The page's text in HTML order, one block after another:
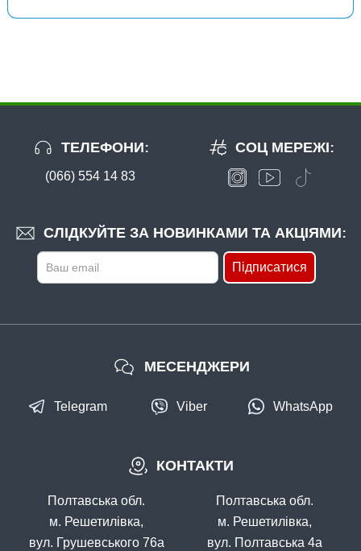
ТЕЛЕФОНИ:
(066) 554 14 83
СЛІДКУЙТЕ ЗА НОВИНКАМИ ТА АКЦІЯМИ:
Підписатися
СОЦ МЕРЕЖІ:
КОНТАКТИ
Полтавська обл.
м. Решетилівка,
вул. Грушевського 76а
Полтавська обл.
м. Решетилівка,
вул. Полтавська 4а
МЕСЕНДЖЕРИ
Telegram Viber WhatsApp